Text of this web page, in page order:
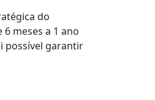
do
6 meses a 1 ano
possível garantir